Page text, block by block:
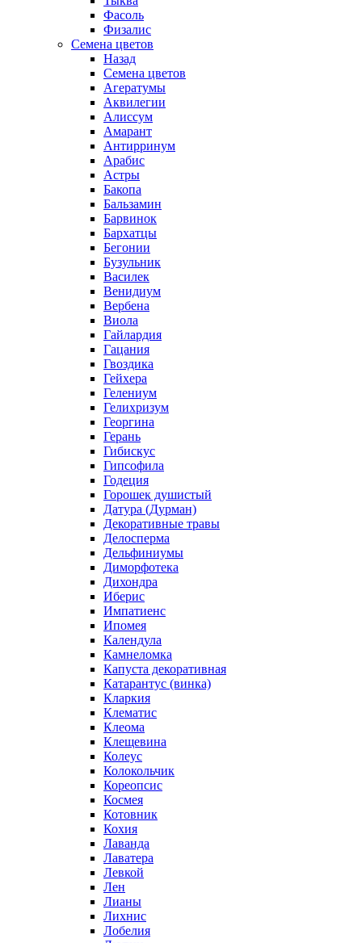
Фасоль
Физалис
Семена цветов
Назад
Семена цветов
Агератумы
Аквилегии
Алиссум
Амарант
Антирринум
Арабис
Астры
Бакопа
Бальзамин
Барвинок
Бархатцы
Бегонии
Бузульник
Василек
Венидиум
Вербена
Виола
Гайлардия
Гацания
Гвоздика
Гейхера
Гелениум
Гелихризум
Георгина
Герань
Гибискус
Гипсофила
Годеция
Горошек душистый
Датура (Дурман)
Декоративные травы
Делосперма
Дельфиниумы
Диморфотека
Дихондра
Иберис
Импатиенс
Ипомея
Календула
Камнеломка
Капуста декоративная
Катарантус (винка)
Кларкия
Клематис
Клеома
Клещевина
Колеус
Колокольчик
Кореопсис
Космея
Котовник
Кохия
Лаванда
Лаватера
Левкой
Лен
Лианы
Лихнис
Лобелия